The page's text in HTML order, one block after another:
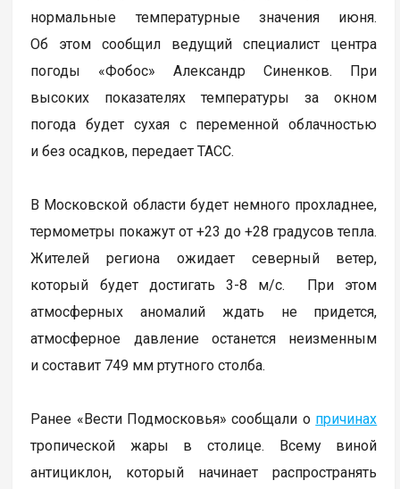
нормальные температурные значения июня.
Об этом сообщил ведущий специалист центра
погоды «Фобос» Александр Синенков. При
высоких показателях температуры за окном
погода будет сухая с переменной облачностью
и без осадков, передает ТАСС.
В Московской области будет немного прохладнее,
термометры покажут от +23 до +28 градусов тепла.
Жителей региона ожидает северный ветер,
который будет достигать 3-8 м/с. При этом
атмосферных аномалий ждать не придется,
атмосферное давление останется неизменным
и составит 749 мм ртутного столба.
Ранее «Вести Подмосковья» сообщали о причинах
тропической жары в столице. Всему виной
антициклон, который начинает распространять